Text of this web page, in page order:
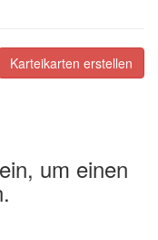
Karteikarten erstellen
um einen